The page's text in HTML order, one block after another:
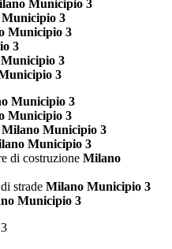
Municipio 3
3
Municipio 3
3
3
3
Municipio 3
Municipio 3
Milano Municipio 3
Municipio 3
di costruzione Milano
strade Milano Municipio 3
Municipio 3